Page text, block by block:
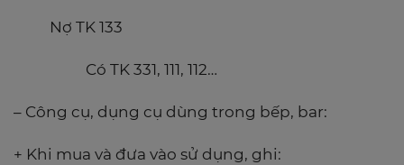
Nợ TK 133
Có TK 331, 111, 112…
– Công cụ, dụng cụ dùng trong bếp, bar:
+ Khi mua và đưa vào sử dụng, ghi: